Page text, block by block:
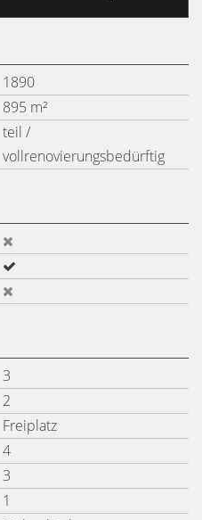
1890
895 m²
teil /
vollrenovierungsbedürftig
3
2
Freiplatz
4
3
1